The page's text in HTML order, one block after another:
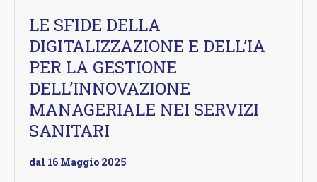
LE SFIDE DELLA
DIGITALIZZAZIONE E DELL’IA
PER LA GESTIONE
DELL’INNOVAZIONE
MANAGERIALE NEI SERVIZI
SANITARI
dal 16 Maggio 2025